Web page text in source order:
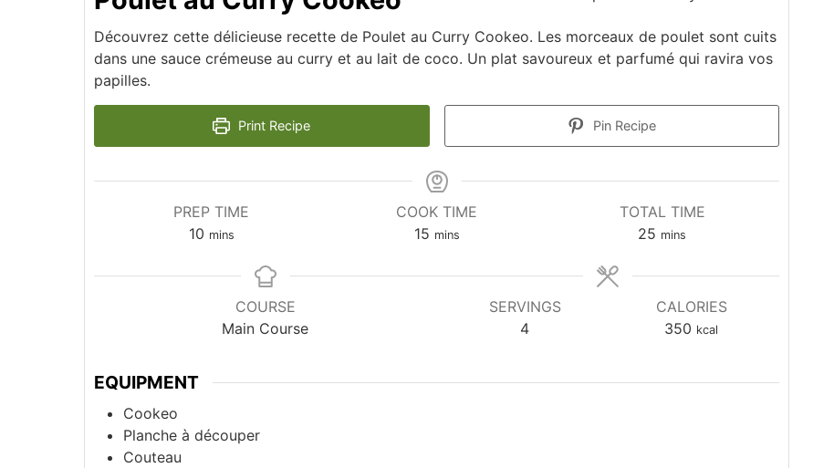
Découvrez cette délicieuse recette de Poulet au Curry Cookeo. Les morceaux de poulet sont cuits
dans une sauce crémeuse au curry et au lait de coco. Un plat savoureux et parfumé qui ravira vos
papilles.
Print Recipe Pin Recipe
PREP TIME
10minutes
mins
COOK TIME
15minutes
mins
TOTAL TIME
25 minutes
mins
COURSE
Main Course
SERVINGS
4
CALORIES
350 kcal
EQUIPMENT
Cookeo
Planche à découper
Couteau